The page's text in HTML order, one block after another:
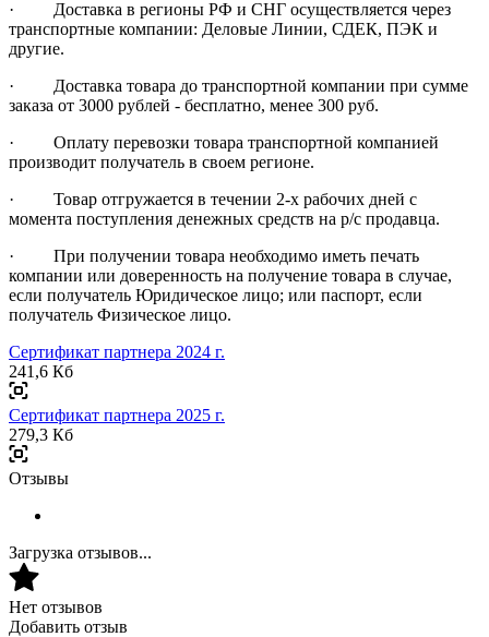
· Доставка в регионы РФ и СНГ осуществляется через
транспортные компании: Деловые Линии, СДЕК, ПЭК и
другие.
· Доставка товара до транспортной компании при сумме
заказа от 3000 рублей - бесплатно, менее 300 руб.
· Оплату перевозки товара транспортной компанией
производит получатель в своем регионе.
· Товар отгружается в течении 2-х рабочих дней с
момента поступления денежных средств на р/с продавца.
· При получении товара необходимо иметь печать
компании или доверенность на получение товара в случае,
если получатель Юридическое лицо; или паспорт, если
получатель Физическое лицо.
Сертификат партнера 2024 г.
241,6 Кб
Сертификат партнера 2025 г.
279,3 Кб
Отзывы
Загрузка отзывов...
Нет отзывов
Добавить отзыв